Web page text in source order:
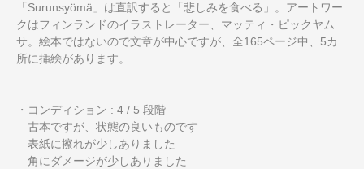
「Surunsyömä」は直訳すると「悲しみを食べる」。アートワー
クはフィンランドのイラストレーター、マッティ・ピックヤム
サ。絵本ではないので文章が中心ですが、全165ページ中、5カ
所に挿絵があります。
・コンディション : 4 / 5 段階
古本ですが、状態の良いものです
表紙に擦れが少しありました
角にダメージが少しありました